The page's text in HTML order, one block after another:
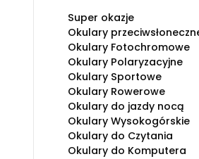
Super okazje
Okulary
Okulary Fotochromowe
Okulary Polaryzacyjne
Okulary Sportowe
Okulary Rowerowe
Okulary do jazdy nocą
Okulary Wysokogórskie
Okulary do Czytania
Okulary do Komputera